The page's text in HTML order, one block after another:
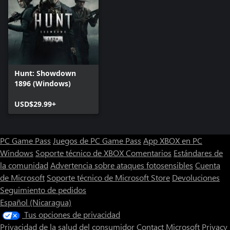
provocada por el dolor. Aprendería a luchar en el camino, hasta
que encontrara su destino, a su hermana, o, Dios lo quiera, a los
asesinos de su familia. Sembraría balas hasta que florecieran
flores ensangrentadas en cada rostro. Para ella, la muerte se
celebraba con dulces y botellas abiertas y risas en el Día de los
Muertos. No iba a temer a la muerte.
Lo único de lo que había que tener miedo era de ella.
Hunt: Showdown
1896 (Windows)
USD$29.99+
PC Game Pass Juegos de PC Game Pass App XBOX en PC
Windows Soporte técnico de XBOXComentarios Estándares de
la comunidad Advertencia sobre ataques fotosensibles Cuenta
de Microsoft Soporte técnico de Microsoft Store Devoluciones
Seguimiento de pedidos
Español (Nicaragua)
Tus opciones de privacidad
Privacidad de la salud del consumidorContact Microsoft Privacy